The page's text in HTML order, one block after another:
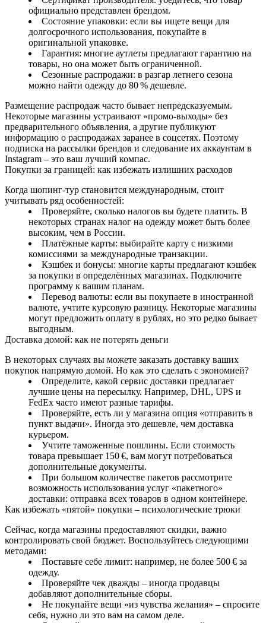
официально представлен брендом.
Состояние упаковки: если вы ищете вещи для
долгосрочного использования, покупайте в
оригинальной упаковке.
Гарантия: многие аутлеты предлагают гарантию на
товары, но она может быть ограниченной.
Сезонные распродажи: в разгар летнего сезона
можно найти одежду до 80 % дешевле.
Размещение распродаж часто бывает непредсказуемым.
Некоторые магазины устраивают «промо‑выходы» без
предварительного объявления, а другие публикуют
информацию о распродажах заранее в соцсетях. Поэтому
подписка на рассылки брендов и следование их аккаунтам в
Instagram – это ваш лучший компас.
Покупки за границей: как избежать излишних расходов
Когда шопинг‑тур становится международным, стоит
учитывать ряд особенностей:
Проверяйте, сколько налогов вы будете платить. В
некоторых странах налог на одежду может быть более
высоким, чем в России.
Платёжные карты: выбирайте карту с низкими
комиссиями за международные транзакции.
Кэшбек и бонусы: многие карты предлагают кэшбек
за покупки в определённых магазинах. Подключите
программу к вашим планам.
Перевод валюты: если вы покупаете в иностранной
валюте, учтите курсовую разницу. Некоторые магазины
могут предложить оплату в рублях, но это редко бывает
выгодным.
Доставка домой: как не потерять деньги
В некоторых случаях вы можете заказать доставку ваших
покупок напрямую домой. Но как это сделать с экономией?
Определите, какой сервис доставки предлагает
лучшие цены на пересылку. Например, DHL, UPS и
FedEx часто имеют разные тарифы.
Проверяйте, есть ли у магазина опция «отправить в
пункт выдачи». Иногда это дешевле, чем доставка
курьером.
Учтите таможенные пошлины. Если стоимость
товара превышает 150 €, вам могут потребоваться
дополнительные документы.
При большом количестве пакетов рассмотрите
возможность использования услуг «пакетного»
доставки: отправка всех товаров в одном контейнере.
Как избежать «пятой» покупки – психологические трюки
Сейчас, когда магазины предоставляют скидки, важно
контролировать свой бюджет. Воспользуйтесь следующими
методами:
Поставьте себе лимит: например, не более 500 € за
одежду.
Проверяйте чек дважды – иногда продавцы
добавляют дополнительные сборы.
Не покупайте вещи «из чувства желания» – спросите
себя, нужно ли это вам на самом деле.